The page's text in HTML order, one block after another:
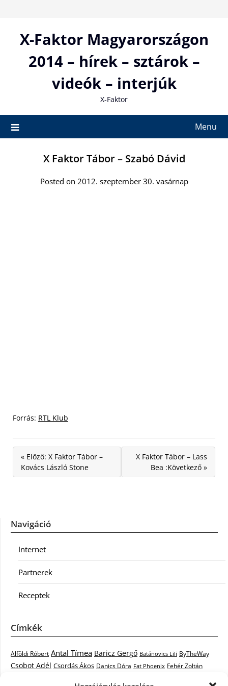
contentX-Faktor Magyarországon
2014 – hírek – sztárok –
videók – interjúk
X-Faktor
Menu
X Faktor Tábor – Szabó Dávid
Posted on 2012. szeptember 30. vasárnap
Forrás: RTL Klub
« Előző: X Faktor Tábor –
Kovács László Stone
X Faktor Tábor – Lass
Bea :Következő »
Navigáció
Internet
Partnerek
Receptek
Címkék
Alföldi Róbert Antal Tímea Baricz Gergő Batánovics Lili ByTheWay
Csobot Adél Csordás Ákos Danics Dóra Fat Phoenix Fehér Zoltán